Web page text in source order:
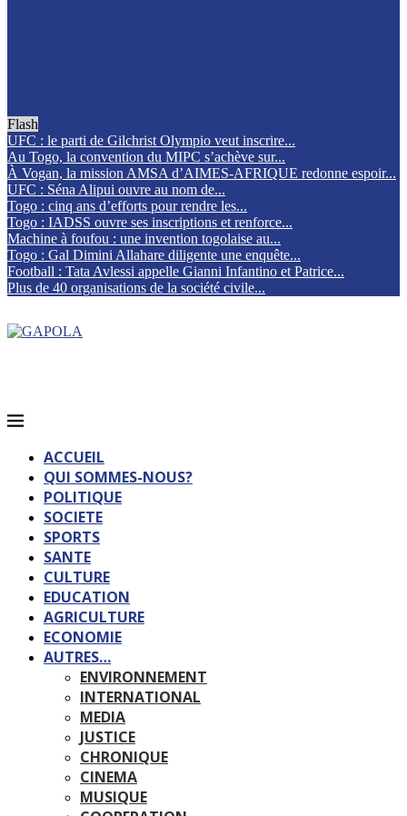
Flash
UFC : le parti de Gilchrist Olympio veut inscrire...
Au Togo, la convention du MIPC s’achève sur...
À Vogan, la mission AMSA d’AIMES-AFRIQUE redonne espoir...
UFC : Séna Alipui ouvre au nom de...
Togo : cinq ans d’efforts pour rendre les...
Togo : IADSS ouvre ses inscriptions et renforce...
Machine à foufou : une invention togolaise au...
Togo : Gal Dimini Allahare diligente une enquête...
Football : Tata Avlessi appelle Gianni Infantino et Patrice...
Plus de 40 organisations de la société civile...
ACCUEIL
QUI SOMMES-NOUS?
POLITIQUE
SOCIETE
SPORTS
SANTE
CULTURE
EDUCATION
AGRICULTURE
ECONOMIE
AUTRES…
ENVIRONNEMENT
INTERNATIONAL
MEDIA
JUSTICE
CHRONIQUE
CINEMA
MUSIQUE